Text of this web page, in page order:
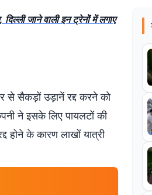
जाने वाली इन ट्रेनों में लगाए
से सैकड़ों उड़ानें रद्द करने को
ने इसके लिए पायलटों की
होने के कारण लाखों यात्री